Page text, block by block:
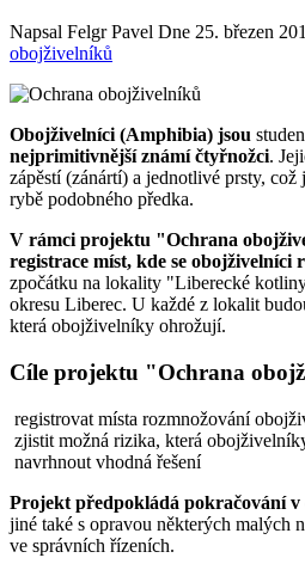
Napsal Felgr Pavel Dne 25. březen
obojživelníků
Obojživelníci (Amphibia) jsou
nejprimitivnější známí čtyřnožci.
zápěstí (zánártí) a jednotlivé prsty,
rybě podobného předka.
V rámci projektu "Ochrana
registrace míst, kde se obojživelníci
zpočátku na lokality "Liberecké
okresu Liberec. U každé z lokalit
která obojživelníky ohrožují.
Cíle projektu "Ochrana
registrovat místa rozmnožování
zjistit možná rizika, která
navrhnout vhodná řešení
Projekt předpokládá pokračování v
jiné také s opravou některých malých
ve správních řízeních.